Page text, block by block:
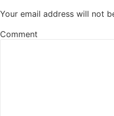
Your email address will not
Comment